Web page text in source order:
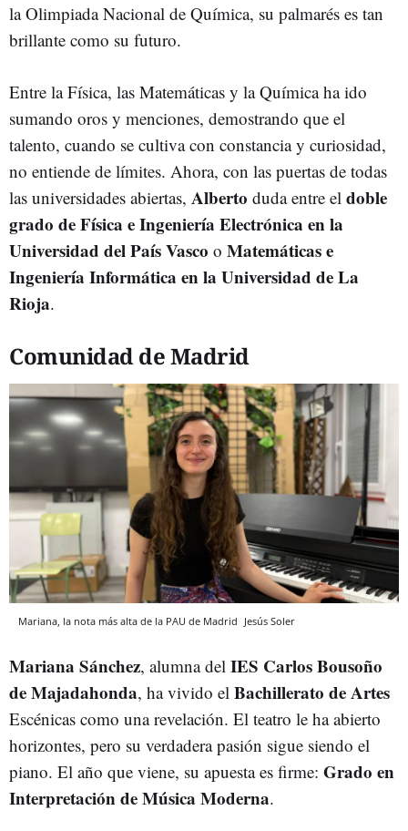
la Olimpiada Nacional de Química, su palmarés es tan
brillante como su futuro.
Entre la Física, las Matemáticas y la Química ha ido
sumando oros y menciones, demostrando que el
talento, cuando se cultiva con constancia y curiosidad,
no entiende de límites. Ahora, con las puertas de todas
las universidades abiertas, Alberto duda entre el doble
grado de Física e Ingeniería Electrónica en la
Universidad del País Vasco o Matemáticas e
Ingeniería Informática en la Universidad de La
Rioja.
Comunidad de Madrid
Mariana, la nota más alta de la PAU de Madrid Jesús Soler
Mariana Sánchez, alumna del IES Carlos Bousoño
de Majadahonda, ha vivido el Bachillerato de Artes
Escénicas como una revelación. El teatro le ha abierto
horizontes, pero su verdadera pasión sigue siendo el
piano. El año que viene, su apuesta es firme: Grado en
Interpretación de Música Moderna.